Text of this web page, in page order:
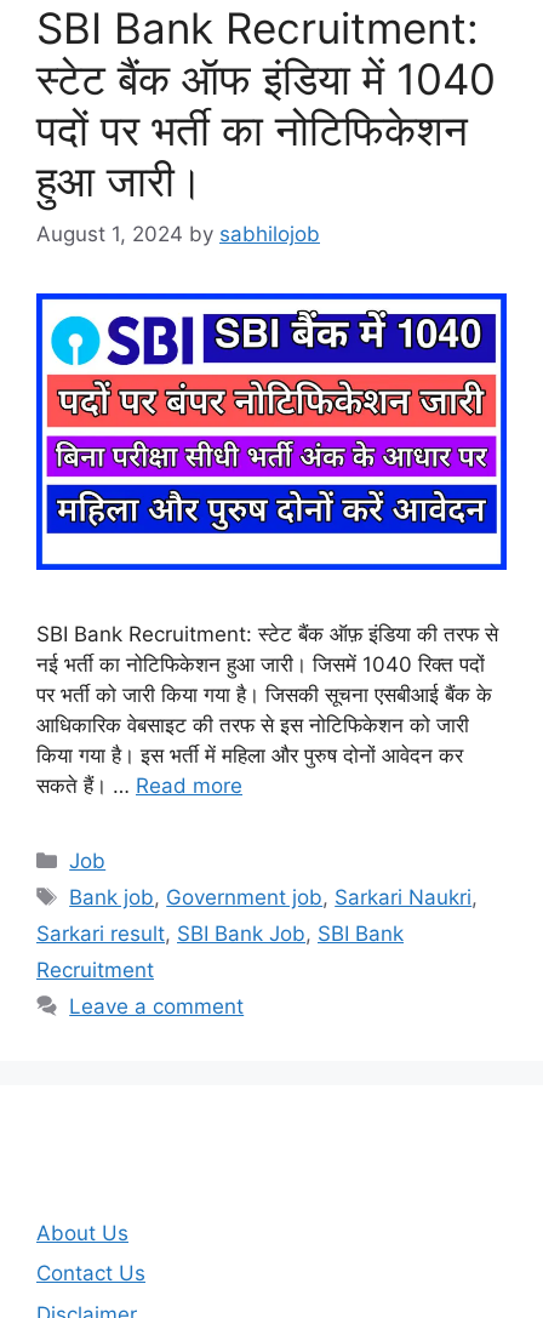
SBI Bank Recruitment:
स्टेट बैंक ऑफ इंडिया में 1040
पदों पर भर्ती का नोटिफिकेशन
हुआ जारी।
August 1, 2024 by sabhilojob
SBI Bank Recruitment: स्टेट बैंक ऑफ़ इंडिया की तरफ से
नई भर्ती का नोटिफिकेशन हुआ जारी। जिसमें 1040 रिक्त पदों
पर भर्ती को जारी किया गया है। जिसकी सूचना एसबीआई बैंक के
आधिकारिक वेबसाइट की तरफ से इस नोटिफिकेशन को जारी
किया गया है। इस भर्ती में महिला और पुरुष दोनों आवेदन कर
सकते हैं। … Read more
Categories
Job
Tags
Bank job, Government job, Sarkari Naukri,
Sarkari result, SBI Bank Job, SBI Bank
Recruitment
Leave a comment
About Us
Contact Us